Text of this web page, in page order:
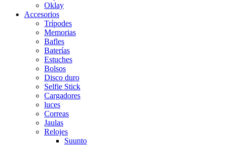
Oklay
Accesorios
Trípodes
Memorias
Bafles
Baterías
Estuches
Bolsos
Disco duro
Selfie Stick
Cargadores
luces
Correas
Jaulas
Relojes
Suunto